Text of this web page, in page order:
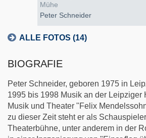
Mühe
Peter Schneider
ALLE FOTOS (14)
BIOGRAFIE
Peter Schneider, geboren 1975 in
1995 bis 1998 Musik an der Leipziger
Musik und Theater "Felix
zu dieser Zeit steht er als
Theaterbühne, unter anderem in der